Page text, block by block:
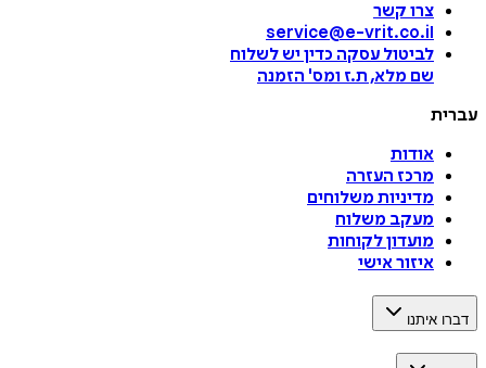
צרו קשר
service@e-vrit.co.il
לביטול עסקה כדין יש לשלוח
שם מלא, ת.ז ומס' הזמנה
עברית
אודות
מרכז העזרה
מדיניות משלוחים
מעקב משלוח
מועדון לקוחות
איזור אישי
דברו איתנו